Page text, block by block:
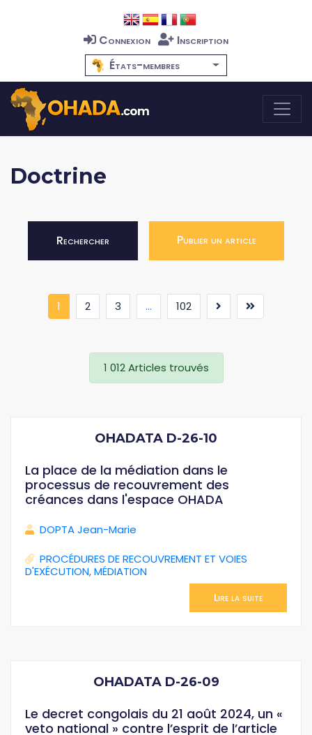
Connexion
Inscription
États-membres
Doctrine
Rechercher Publier un article
1 (current)
2 3 ... 102
1 012 Articles trouvés
OHADATA D-26-10
La place de la médiation dans le
processus de recouvrement des
créances dans l'espace OHADA
DOPTA Jean-Marie
PROCÉDURES DE RECOUVREMENT ET VOIES
D'EXÉCUTION,MÉDIATION
Lire la suite
OHADATA D-26-09
Le decret congolais du 21 août 2024, un «
veto national » contre l’esprit de l’article